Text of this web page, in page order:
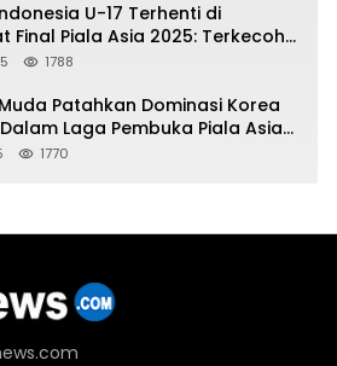
U-17 Terhenti di
Final Piala Asia 2025: Terkecoh
1788
Patahkan Dominasi Korea
Laga Pembuka Piala Asia
1770